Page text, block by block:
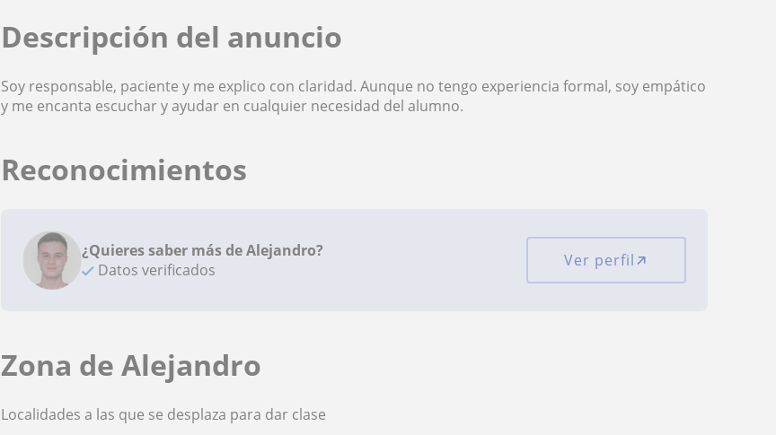
Descripción del anuncio
Soy responsable, paciente y me explico con claridad. Aunque no tengo experiencia formal, soy empático
y me encanta escuchar y ayudar en cualquier necesidad del alumno.
Reconocimientos
¿Quieres saber más de Alejandro?
Datos verificados
Ver perfil
Zona de Alejandro
Localidades a las que se desplaza para dar clase